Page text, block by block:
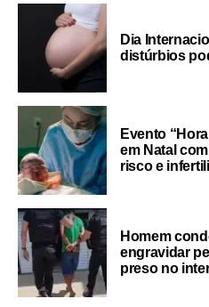
Dia
distúrbios
Evento
em Natal
risco e
Homem
engravidar
preso no